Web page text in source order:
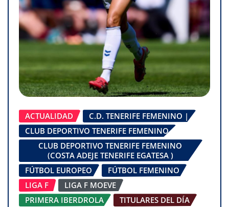
ACTUALIDAD
C.D. TENERIFE FEMENINO |
CLUB DEPORTIVO TENERIFE FEMENINO
CLUB DEPORTIVO TENERIFE FEMENINO
(COSTA ADEJE TENERIFE EGATESA )
FÚTBOL EUROPEO
FÚTBOL FEMENINO
LIGA F
LIGA F MOEVE
PRIMERA IBERDROLA
TITULARES DEL DÍA